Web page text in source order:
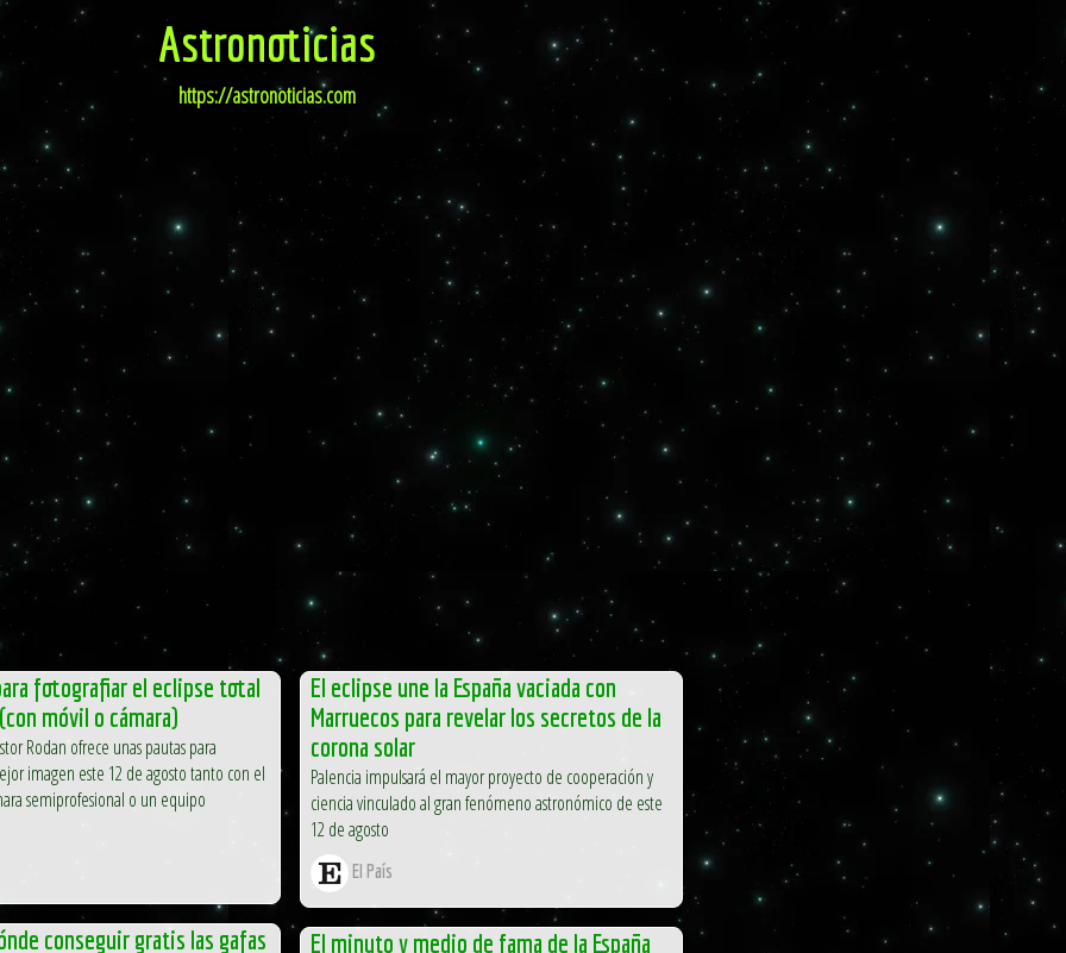
Astronoticias
https://astronoticias.com
fotografiar el eclipse total
móvil o cámara)
Rodan ofrece unas pautas para
imagen este 12 de agosto tanto con el
semiprofesional o un equipo
El eclipse une la España vaciada con
Marruecos para revelar los secretos de la
corona solar
Palencia impulsará el mayor proyecto de cooperación y
ciencia vinculado al gran fenómeno astronómico de este
12 de agosto
El País
conseguir gratis las gafas
El minuto y medio de fama de la España